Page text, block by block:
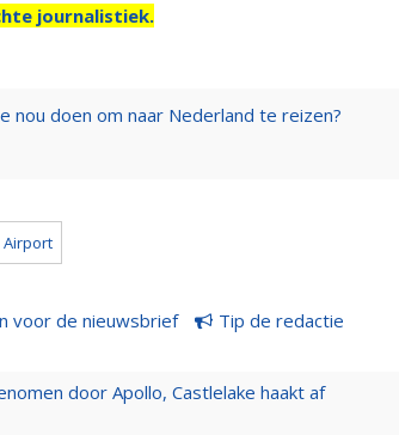
journalistiek.
nou doen om naar Nederland te reizen?
voor de nieuwsbrief Tip de redactie
door Apollo, Castlelake haakt af